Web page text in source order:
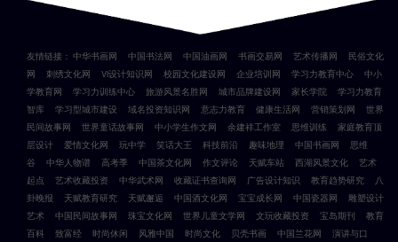
友情链接： 中华书画网 中国书法网 中国油画网 书画交易网 艺术传播网
民俗文化
网
刺绣文化网 VI设计知识网 校园文化建设网 企业培训网 学习力教育中心
中小
学教育网
学习力训练中心 旅游风景名胜网 城市品牌建设网 家长学院
学习力教育
智库
学习型城市建设 域名投资知识网 意志力教育 健康生活网 营销策划网
世界
民间故事网
世界童话故事网 中小学生作文网 余建祥工作室 思维训练
家庭教育顶
层设计
爱情文化网 玩中学 笑话大王 科技前沿 趣味地理 中国书画网
思维
谷
中华人物谱 高考季 中国茶文化网 作文评论 天赋车站 西湖风景文化
艺术
起点
艺术收藏投资 中华武术网 收藏证书查询网 广告设计知识 教育趋势研究
八
卦晚报
天赋教育研究 天赋邂逅 中国酒文化网 宝宝成长网 中国瓷器网
雕塑设计
艺术
中国民间故事网 珠宝文化网 世界儿童文学网 文玩收藏投资 宝岛期刊
教育
百科
致富经 时尚休闲 风雅中国 时尚文化 贝壳书画 中国兰花网
演讲与口